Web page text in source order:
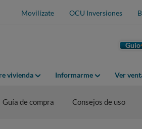
Movilízate OCU Inversiones
Guio
vivienda Informarme Ver
Guía de compra Consejos de uso